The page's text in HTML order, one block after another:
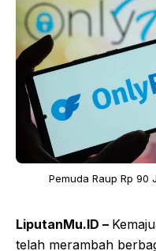
Pemuda Raup Rp 90
LiputanMu.ID –
telah merambah